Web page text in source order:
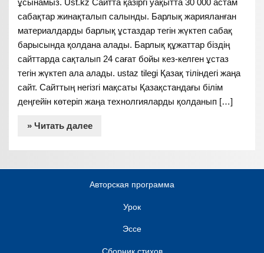
сабақтар жинақталып салынды. Барлық жарияланған
материалдарды барлық ұстаздар тегін жүктеп сабақ
барысында қолдана алады. Барлық құжаттар біздің
сайттарда сақталып 24 сағат бойы кез-келген ұстаз
тегін жүктеп ала алады. ustaz tilegi Қазақ тіліндегі жаңа
сайт. Сайттың негізгі мақсаты Қазақстандағы білім
деңгейін көтеріп жаңа технолгияларды қолданып […]
» Читать далее
Авторская программа
Урок
Эссе